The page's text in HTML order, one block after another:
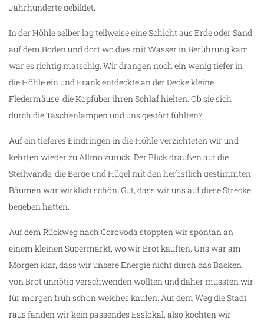
Jahrhunderte gebildet.
In der Höhle selber lag teilweise eine Schicht aus Erde oder Sand
auf dem Boden und dort wo dies mit Wasser in Berührung kam
war es richtig matschig. Wir drangen noch ein wenig tiefer in
die Höhle ein und Frank entdeckte an der Decke kleine
Fledermäuse, die Kopfüber ihren Schlaf hielten. Ob sie sich
durch die Taschenlampen und uns gestört fühlten?
Auf ein tieferes Eindringen in die Höhle verzichteten wir und
kehrten wieder zu Allmo zurück. Der Blick draußen auf die
Steilwände, die Berge und Hügel mit den herbstlich gestimmten
Bäumen war wirklich schön! Gut, dass wir uns auf diese Strecke
begeben hatten.
Auf dem Rückweg nach Corovoda stoppten wir spontan an
einem kleinen Supermarkt, wo wir Brot kauften. Uns war am
Morgen klar, dass wir unsere Energie nicht durch das Backen
von Brot unnötig verschwenden wollten und daher mussten wir
für morgen früh schon welches kaufen. Auf dem Weg die Stadt
raus fanden wir kein passendes Esslokal, also kochten wir